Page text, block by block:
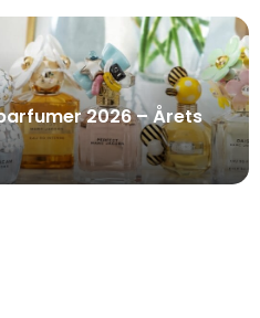
2026 – Årets